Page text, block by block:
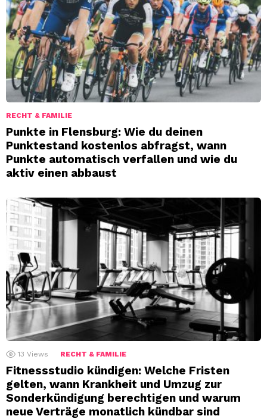
RECHT & FAMILIE
Punkte in Flensburg: Wie du deinen
Punktestand kostenlos abfragst, wann
Punkte automatisch verfallen und wie du
aktiv einen abbaust
13 Views RECHT & FAMILIE
Fitnessstudio kündigen: Welche Fristen
gelten, wann Krankheit und Umzug zur
Sonderkündigung berechtigen und warum
neue Verträge monatlich kündbar sind